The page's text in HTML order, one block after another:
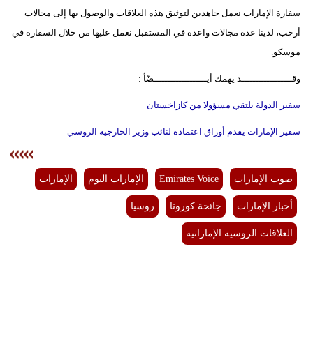
سفارة الإمارات نعمل جاهدين لتوثيق هذه العلاقات والوصول بها إلى مجالات
أرحب، لدينا عدة مجالات واعدة في المستقبل نعمل عليها من خلال السفارة في
موسكو.
وقــــــــــــــــــد يهمك أيـــــــــــــــــــضًأ :
سفير الدولة يلتقي مسؤولا من كازاخستان
سفير الإمارات يقدم أوراق اعتماده لنائب وزير الخارجية الروسي
صوت الإمارات Emirates Voice الإمارات اليوم الإمارات
أخبار الإمارات جائحة كورونا روسيا
العلاقات الروسية الإماراتية